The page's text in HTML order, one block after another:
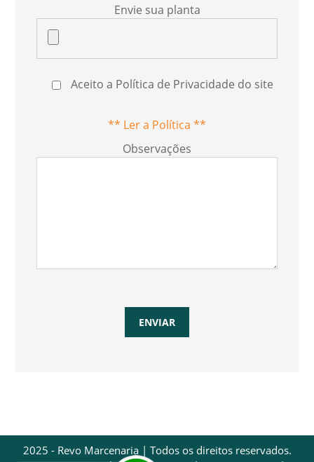
Envie sua planta
Aceito a Política de Privacidade do site
** Ler a Política **
Observações
2025 - Revo Marcenaria | Todos os direitos reservados.